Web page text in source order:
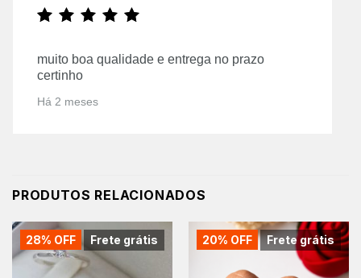
muito boa qualidade e entrega no prazo
certinho
Há 2 meses
PRODUTOS RELACIONADOS
Frete grátis
28% OFF Frete grátis
20% OFF